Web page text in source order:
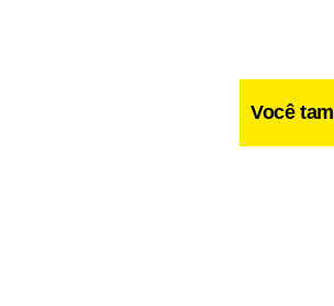
Você